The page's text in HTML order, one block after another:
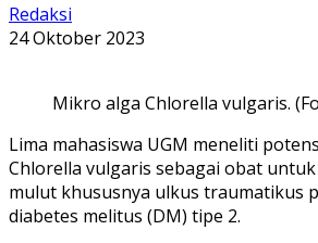
Redaksi
24 Oktober 2023
Mikro alga Chlorella vulgaris.
Lima mahasiswa UGM meneliti
Chlorella vulgaris sebagai obat
mulut khususnya ulkus traumatikus
diabetes melitus (DM) tipe 2.